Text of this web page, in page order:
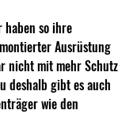
so ihre
Ausrüstung
nicht mit mehr Schutz
deshalb gibt es auch
wie den